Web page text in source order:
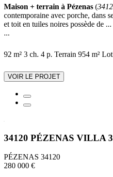
Maison + terrain à Pézenas (
contemporaine avec porche, dans
et toit en tuiles noires possède de
...
92 m² 3 ch. 4 p. Terrain 954 m²
VOIR LE PROJET
34120 PÉZENAS VILLA
PÉZENAS 34120
280 000 €